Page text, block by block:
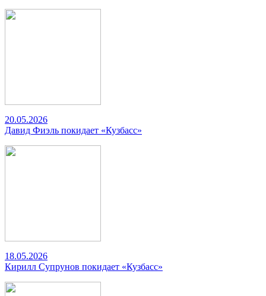
20.05.2026
Давид Фиэль покидает «Кузбасс»
18.05.2026
Кирилл Супрунов покидает «Кузбасс»